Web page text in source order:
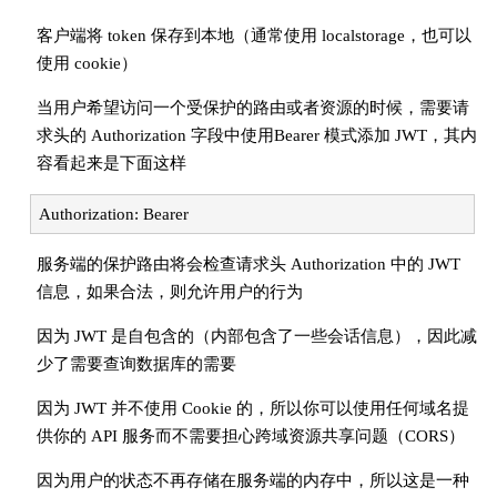
客户端将 token 保存到本地（通常使用 localstorage，也可以
使用 cookie）
当用户希望访问一个受保护的路由或者资源的时候，需要请
求头的 Authorization 字段中使用Bearer 模式添加 JWT，其内
容看起来是下面这样
Authorization: Bearer
服务端的保护路由将会检查请求头 Authorization 中的 JWT
信息，如果合法，则允许用户的行为
因为 JWT 是自包含的（内部包含了一些会话信息），因此减
少了需要查询数据库的需要
因为 JWT 并不使用 Cookie 的，所以你可以使用任何域名提
供你的 API 服务而不需要担心跨域资源共享问题（CORS）
因为用户的状态不再存储在服务端的内存中，所以这是一种